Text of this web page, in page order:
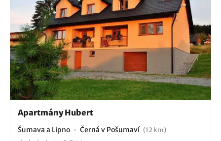
Apartmány Hubert
Šumava a Lipno Černá v Pošumaví (12 km)